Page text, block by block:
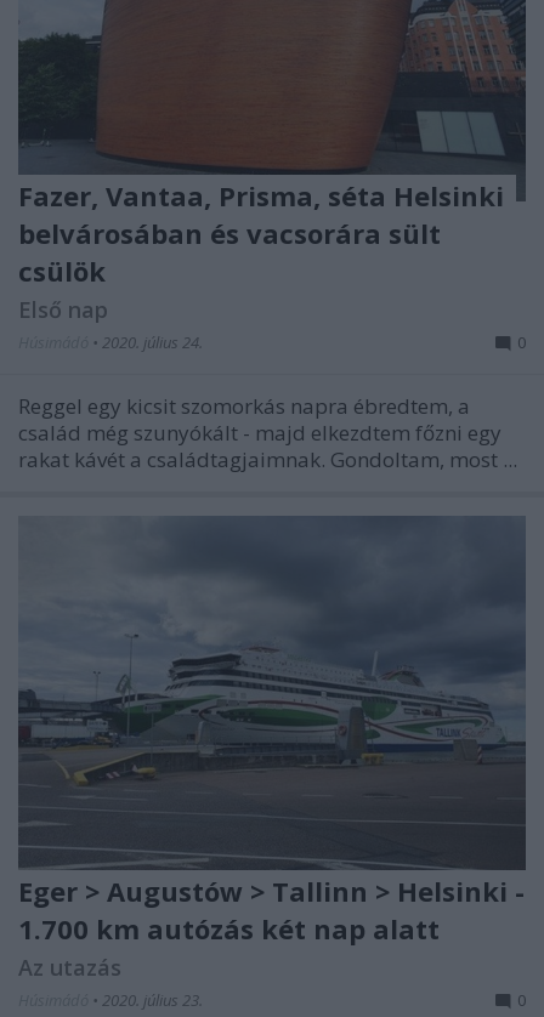
Fazer, Vantaa, Prisma, séta Helsinki
belvárosában és vacsorára sült
csülök
Első nap
• 2020. július 24. 0
Reggel egy kicsit szomorkás napra ébredtem, a
család még szunyókált - majd elkezdtem főzni egy
rakat kávét a családtagjaimnak. Gondoltam, most ...
Eger > Augustów > Tallinn > Helsinki -
1.700 km autózás két nap alatt
Az utazás
• 2020. július 23. 0